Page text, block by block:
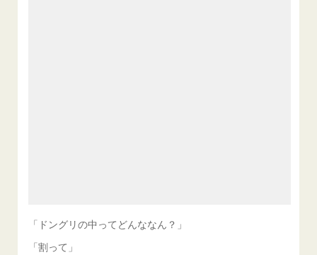
「ドングリの中ってどんななん？」
「割って」